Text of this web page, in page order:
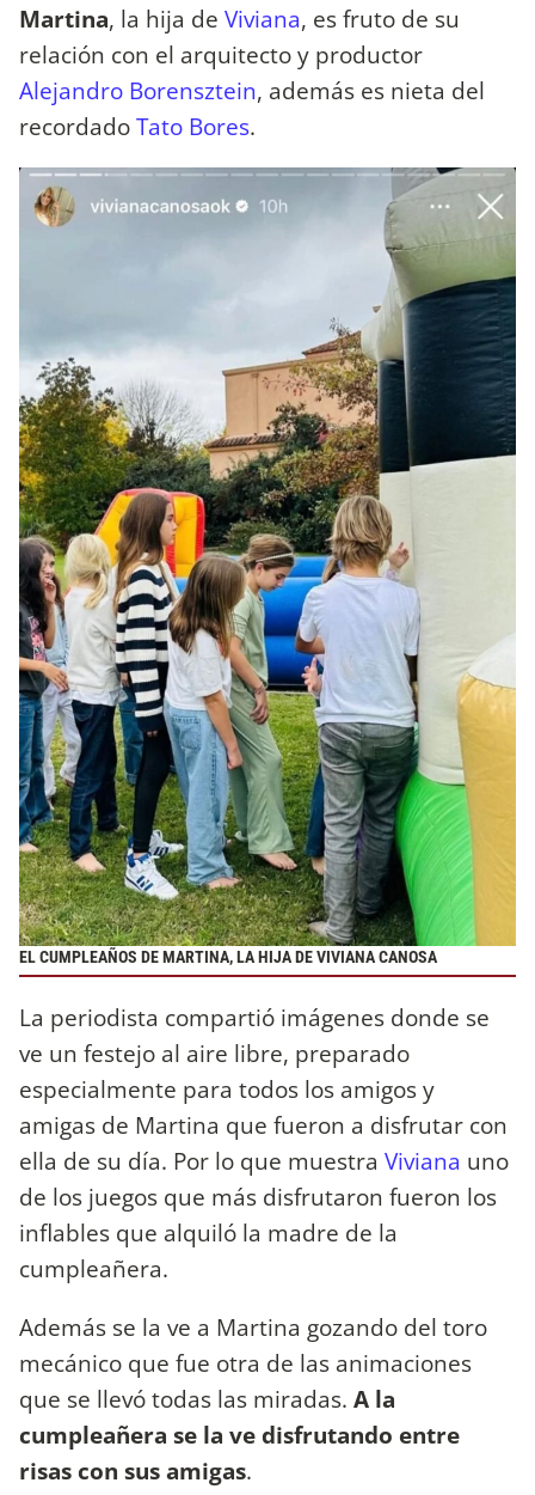
Martina, la hija de Viviana, es fruto de su
relación con el arquitecto y productor
Alejandro Borensztein, además es nieta del
recordadoTato Bores.
EL CUMPLEAÑOS DE MARTINA, LA HIJA DE VIVIANA CANOSA
La periodista compartió imágenes donde se
ve un festejo al aire libre, preparado
especialmente para todos los amigos y
amigas de Martina que fueron a disfrutar con
ella de su día. Por lo que muestra Viviana uno
de los juegos que más disfrutaron fueron los
inflables que alquiló la madre de la
cumpleañera.
Además se la ve a Martina gozando del toro
mecánico que fue otra de las animaciones
que se llevó todas las miradas. A la
cumpleañera se la ve disfrutando entre
risas con sus amigas.